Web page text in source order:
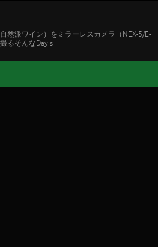
然派ワイン）をミラーレスカメラ（NEX-5/E-
るそんなDay's